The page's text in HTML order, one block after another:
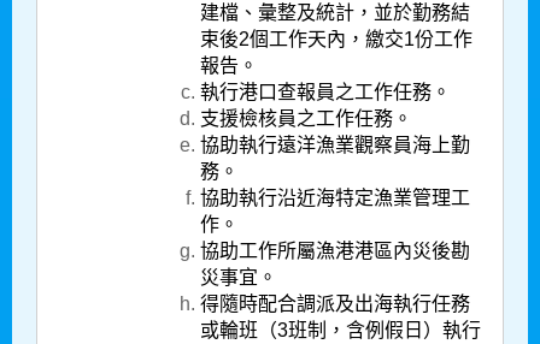
建檔、彙整及統計，並於勤務結
束後2個工作天內，繳交1份工作
報告。
執行港口查報員之工作任務。
支援檢核員之工作任務。
協助執行遠洋漁業觀察員海上勤
務。
協助執行沿近海特定漁業管理工
作。
協助工作所屬漁港港區內災後勘
災事宜。
得隨時配合調派及出海執行任務
或輪班（3班制，含例假日）執行